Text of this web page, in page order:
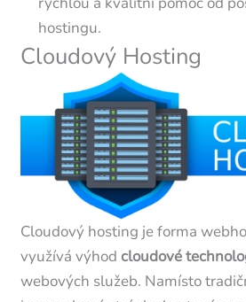
hostingu.
Cloudový Hosting
Cloudový hosting je forma
využívá výhod cloudové
webových služeb. Namísto